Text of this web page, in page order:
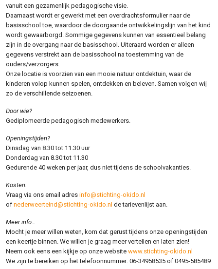
vanuit een gezamenlijk pedagogische visie.
Daarnaast wordt er gewerkt met een overdrachtsformulier naar de
basisschool toe, waardoor de doorgaande ontwikkelingslijn van het kind
wordt gewaarborgd. Sommige gegevens kunnen van essentieel belang
zijn in de overgang naar de basisschool. Uiteraard worden er alleen
gegevens verstrekt aan de basisschool na toestemming van de
ouders/verzorgers.
Onze locatie is voorzien van een mooie natuur ontdektuin, waar de
kinderen volop kunnen spelen, ontdekken en beleven. Samen volgen wij
zo de verschillende seizoenen.
Door wie?
Gediplomeerde pedagogisch medewerkers.
Openingstijden?
Dinsdag van 8.30 tot 11.30 uur
Donderdag van 8.30 tot 11.30
Gedurende 40 weken per jaar, dus niet tijdens de schoolvakanties.
Kosten.
Vraag via ons email adres info@stichting-okido.nl
of nederweerteind@stichting-okido.nl de tarievenlijst aan.
Meer info…
Mocht je meer willen weten, kom dat gerust tijdens onze openingstijden
een keertje binnen. We willen je graag meer vertellen en laten zien!
Neem ook eens een kijkje op onze website www.stichting-okido.nl
We zijn te bereiken op het telefoonnummer: 06-34958535 of 0495-585489